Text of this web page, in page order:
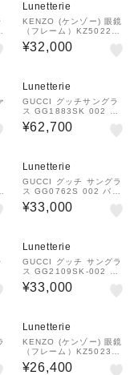
Lunetterie
KENZO (ケンゾー) 眼鏡
（フレーム）KZ50229F
052 ウェリントンシェイ
プ
¥32,000
Lunetterie
GUCCI グッチサングラ
ス GG1883SK 002 ウ
ェリントンシェイプ
¥62,700
Lunetterie
GUCCI グッチ サングラ
ス GG0762S 002 バタ
フライシェイプ
¥33,000
Lunetterie
GUCCI グッチ サングラ
ス GG2109SK-002 ラ
ウンドシェイプ
¥33,000
Lunetterie
KENZO (ケンゾー) 眼鏡
（フレーム）KZ50234F
053 ボストンシェイプ
¥26,400